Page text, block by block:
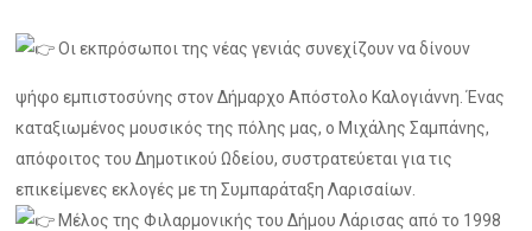
Οι εκπρόσωποι της νέας γενιάς συνεχίζουν να δίνουν
ψήφο εμπιστοσύνης στον Δήμαρχο Απόστολο Καλογιάννη. Ένας
καταξιωμένος μουσικός της πόλης μας, ο Μιχάλης Σαμπάνης,
απόφοιτος του Δημοτικού Ωδείου, συστρατεύεται για τις
επικείμενες εκλογές με τη Συμπαράταξη Λαρισαίων.
Μέλος της Φιλαρμονικής του Δήμου Λάρισας από το 1998